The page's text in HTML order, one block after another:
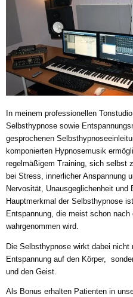
In meinem professionellen
Selbsthypnose sowie
gesprochenen
komponierten Hypnosemusik
regelmäßigem Training, sich selbst
bei Stress, innerlicher Anspannung
Nervosität, Unausgeglichenheit und
Hauptmerkmal der Selbsthypnose
Entspannung, die meist schon
wahrgenommen wird.
Die Selbsthypnose wirkt dabei nicht
Entspannung auf den Körper,
und den Geist.
Als Bonus erhalten Patienten in